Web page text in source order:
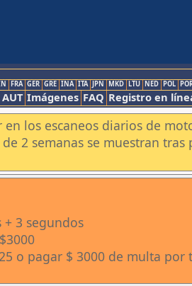
FRA GER GRE INA ITA JPN MKD LTU NED POL
Imágenes FAQ Registro en
los escaneos diarios de
2 semanas se muestran
3 segundos
o pagar $ 3000 de multa por